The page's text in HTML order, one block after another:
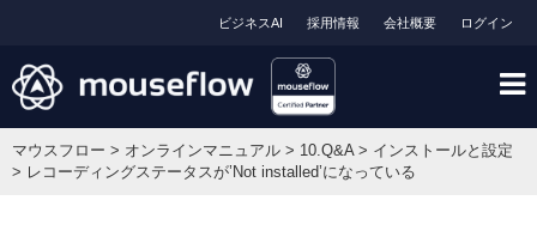
ログイン
会社概要
採用情報
ビジネスAI
マウスフロー > オンラインマニュアル > 10.Q&A> インストールと設定
> レコーディングステータスが’Not installed’になっている